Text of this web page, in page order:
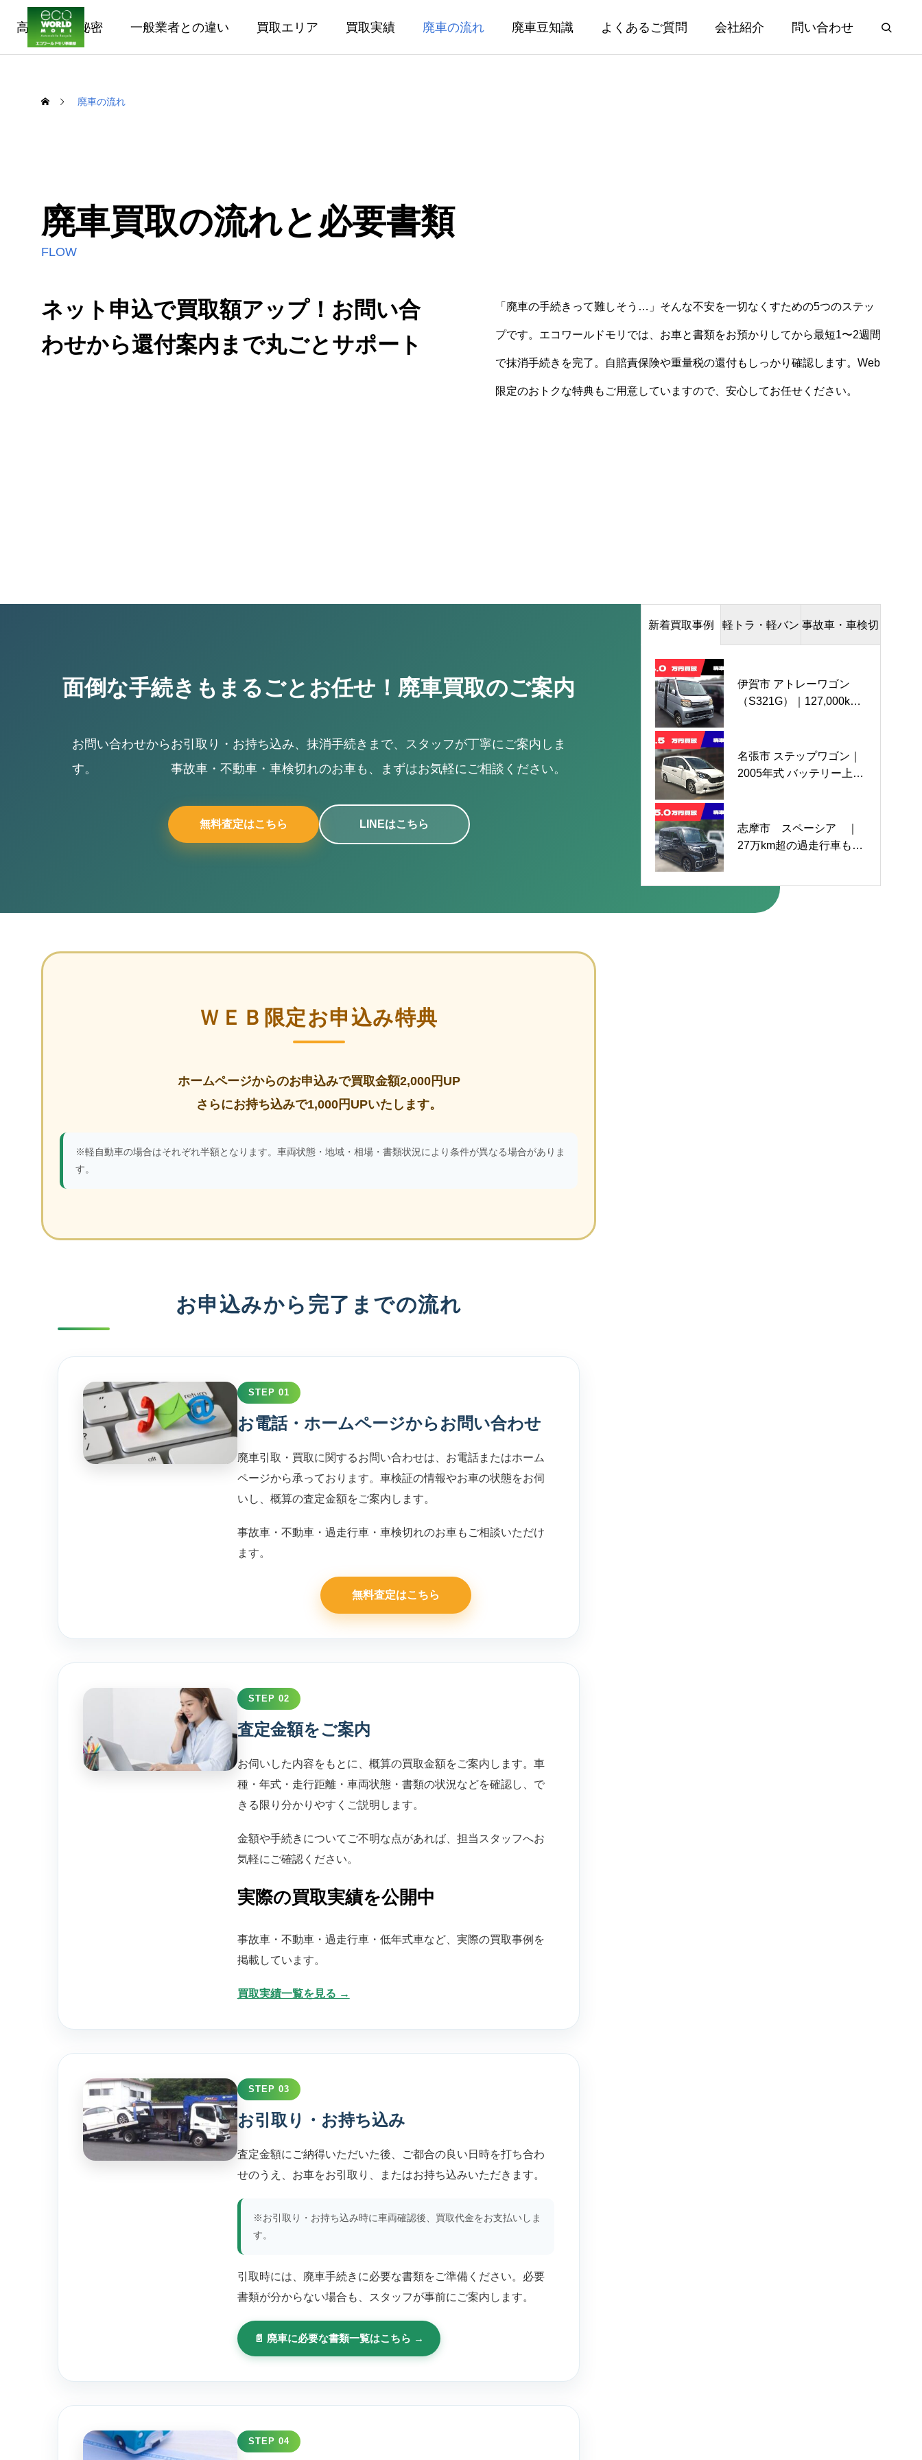
高価買取の秘密 一般業者との違い 買取エリア 買取実績 廃車の流れ 廃車豆知識 よくあるご質問 会社紹介 問い合わせ
廃車の流れ
廃車買取の流れと必要書類
FLOW
ネット申込で買取額アップ！お問い合
わせから還付案内まで丸ごとサポート
「廃車の手続きって難しそう…」そんな不安を一切なくすための5つのステッ
プです。エコワールドモリでは、お車と書類をお預かりしてから最短1〜2週間
で抹消手続きを完了。自賠責保険や重量税の還付もしっかり確認します。Web
限定のおトクな特典もご用意していますので、安心してお任せください。
面倒な手続きもまるごとお任せ！廃車買取のご案内
お問い合わせからお引取り・お持ち込み、抹消手続きまで、スタッフが丁寧にご案内しま
す。 事故車・不動車・車検切れのお車も、まずはお気軽にご相談ください。
無料査定はこちら LINEはこちら
ＷＥＢ限定お申込み特典
ホームページからのお申込みで買取金額2,000円UP
さらにお持ち込みで1,000円UPいたします。
※軽自動車の場合はそれぞれ半額となります。車両状態・地域・相場・書類状況により条件が異なる場合がありま
す。
お申込みから完了までの流れ
STEP 01
お電話・ホームページからお問い合わせ
廃車引取・買取に関するお問い合わせは、お電話またはホーム
ページから承っております。車検証の情報やお車の状態をお伺
いし、概算の査定金額をご案内します。
事故車・不動車・過走行車・車検切れのお車もご相談いただけ
ます。
無料査定はこちら
STEP 02
査定金額をご案内
お伺いした内容をもとに、概算の買取金額をご案内します。車
種・年式・走行距離・車両状態・書類の状況などを確認し、で
きる限り分かりやすくご説明します。
金額や手続きについてご不明な点があれば、担当スタッフへお
気軽にご確認ください。
実際の買取実績を公開中
事故車・不動車・過走行車・低年式車など、実際の買取事例を
掲載しています。
買取実績一覧を見る →
STEP 03
お引取り・お持ち込み
査定金額にご納得いただいた後、ご都合の良い日時を打ち合わ
せのうえ、お車をお引取り、またはお持ち込みいただきます。
※お引取り・お持ち込み時に車両確認後、買取代金をお支払いしま
す。
引取時には、廃車手続きに必要な書類をご準備ください。必要
書類が分からない場合も、スタッフが事前にご案内します。
📄 廃車に必要な書類一覧はこちら →
STEP 04
新着買取事例 軽トラ・軽バン 事故車・車検切
伊賀市 アトレーワゴン
（S321G）｜127,000km
きました
名張市 ステップワゴン｜
2005年式 バッテリー上が
た。
志摩市 スペーシア ｜
27万km超の過走行車もパ
名張市 ハイゼットトラッ
ク｜2020年式 2,925km 極
伊賀市 キャリートラッ
ク｜23,000km
伊賀市 キャリィＴ｜Ｍ/
Ｔ 4ＷＤ 64,300ｋｍ
伊賀市 ワゴンR 事故車
走行不可｜2010年式
伊勢市 ソリオバンディ
ッド ハイブリッド ｜
伊賀市 ソリオバンディッ
ト｜2013年式 90,000ｋｍ